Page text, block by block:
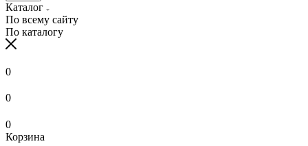
Каталог
По всему сайту
По каталогу
0
0
0
Корзина